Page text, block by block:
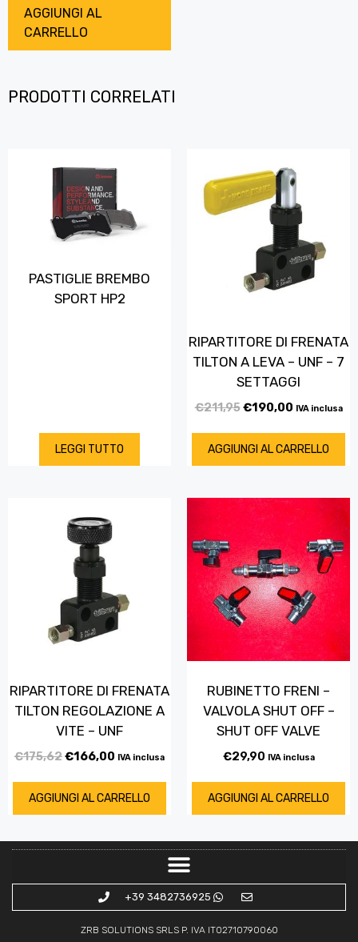
AGGIUNGI AL
CARRELLO
PRODOTTI CORRELATI
PASTIGLIE BREMBO
SPORT HP2
LEGGI TUTTO
RIPARTITORE DI FRENATA
TILTON A LEVA – UNF – 7
SETTAGGI
€211,95€190,00 IVA inclusa
AGGIUNGI AL CARRELLO
RIPARTITORE DI FRENATA
TILTON REGOLAZIONE A
VITE – UNF
€175,62€166,00 IVA inclusa
AGGIUNGI AL CARRELLO
RUBINETTO FRENI –
VALVOLA SHUT OFF –
SHUT OFF VALVE
€29,90 IVA inclusa
AGGIUNGI AL CARRELLO
+39 3482736925
ZRB SOLUTIONS SRLS P. IVA IT02710790060